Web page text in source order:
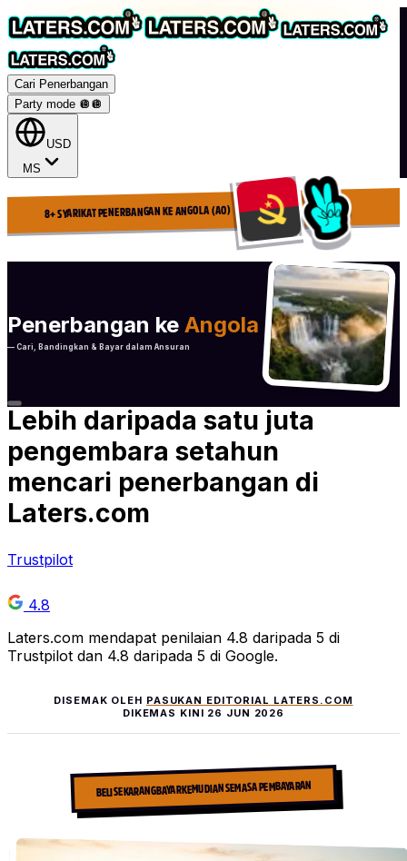
Cari Penerbangan
Party mode 🪩 🪩
USD
MS
8+ SYARIKAT PENERBANGAN KE ANGOLA (AO)
Penerbangan ke Angola
— Cari, Bandingkan & Bayar dalam Ansuran
Lebih daripada satu juta
pengembara setahun
mencari penerbangan di
Laters.com
Trustpilot
4.8
Laters.com mendapat penilaian 4.8 daripada 5 di
Trustpilot dan 4.8 daripada 5 di Google.
DISEMAK OLEH PASUKAN EDITORIAL LATERS.COM
DIKEMAS KINI 26 JUN 2026
BELI SEKARANG BAYAR KEMUDIAN SEMASA PEMBAYARAN